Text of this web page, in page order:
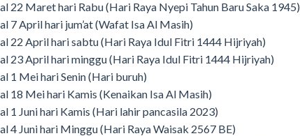
22 Maret hari Rabu (Hari Raya Nyepi Tahun Baru Saka 1945)
7 April hari jum’at (Wafat Isa Al Masih)
22 April hari sabtu (Hari Raya Idul Fitri 1444 Hijriyah)
23 April hari minggu (Hari Raya Idul Fitri 1444 Hijriyah)
1 Mei hari Senin (Hari buruh)
18 Mei hari Kamis (Kenaikan Isa Al Masih)
1 Juni hari Kamis (Hari lahir pancasila 2023)
4 Juni hari Minggu (Hari Raya Waisak 2567 BE)